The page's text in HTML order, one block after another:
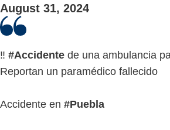
August 31, 2024
‼️ #Accidente de una ambulancia
Reportan un paramédico fallecido
Accidente en #Puebla